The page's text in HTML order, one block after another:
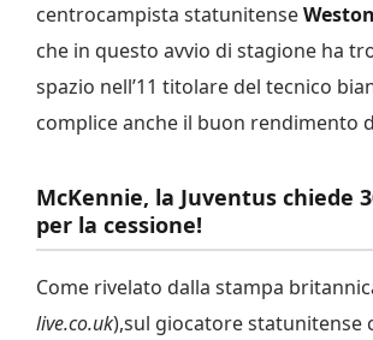
centrocampista statunitense
che in questo avvio di stagione ha
spazio nell’11 titolare del tecnico
complice anche il buon rendimento
McKennie, la Juventus chiede
per la cessione!
Come rivelato dalla stampa
live.co.uk),sul giocatore statunitense